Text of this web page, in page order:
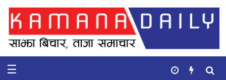
गृहपृष्ठ
समाचार
☰